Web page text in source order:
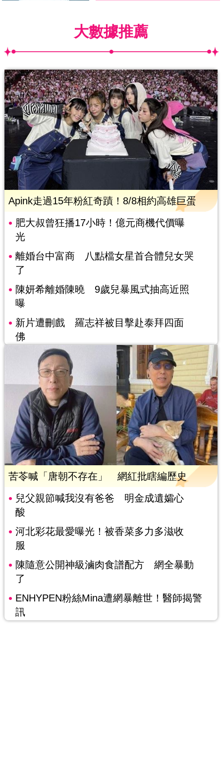
大數據推薦
Apink走過15年粉紅奇蹟！8/8相約高雄巨蛋
肥大叔曾狂播17小時！億元商機代價曝
光
離婚台中富商 八點檔女星首合體兒女哭
了
陳妍希離婚陳曉 9歲兒暴風式抽高近照
曝
新片遭刪戲 羅志祥被目擊赴泰拜四面
佛
苦苓喊「唐朝不存在」 網紅批瞎編歷史
兒父親節喊我沒有爸爸 明金成遺孀心
酸
河北彩花最愛曝光！被香菜多力多滋收
服
陳隨意公開神級滷肉食譜配方 網全暴動
了
ENHYPEN粉絲Mina遭網暴離世！醫師揭警
訊